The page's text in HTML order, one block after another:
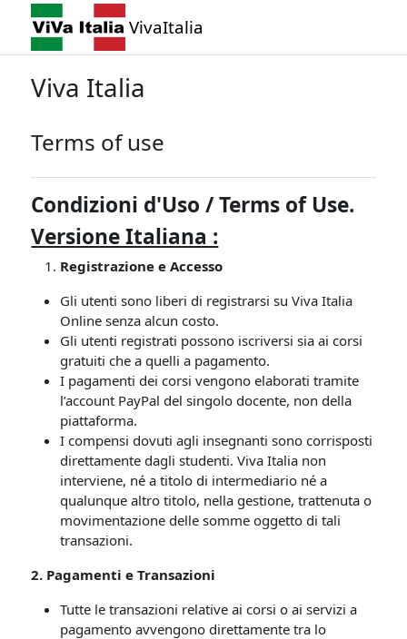
Vai al contenuto principale
VivaItalia
Viva Italia
Terms of use
Condizioni d'Uso /Terms of Use.
Versione Italiana :
Registrazione e Accesso
Gli utenti sono liberi di registrarsi su Viva Italia
Online senza alcun costo.
Gli utenti registrati possono iscriversi sia ai corsi
gratuiti che a quelli a pagamento.
I pagamenti dei corsi vengono elaborati tramite
l’account PayPal del singolo docente, non della
piattaforma.
I compensi dovuti agli insegnanti sono corrisposti
direttamente dagli studenti. Viva Italia non
interviene, né a titolo di intermediario né a
qualunque altro titolo, nella gestione, trattenuta o
movimentazione delle somme oggetto di tali
transazioni.
2. Pagamenti e Transazioni
Tutte le transazioni relative ai corsi o ai servizi a
pagamento avvengono direttamente tra lo